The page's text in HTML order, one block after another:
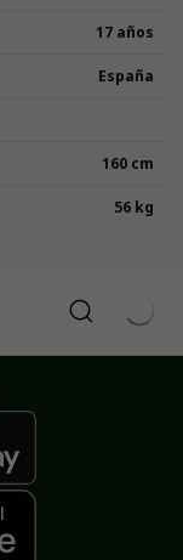
17 años
España
160 cm
56 kg